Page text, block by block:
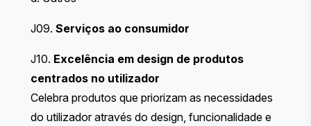
J09. Serviços ao consumidor
J10. Excelência em design de produtos
centrados no utilizador
Celebra produtos que priorizam as necessidades
do utilizador através do design, funcionalidade e